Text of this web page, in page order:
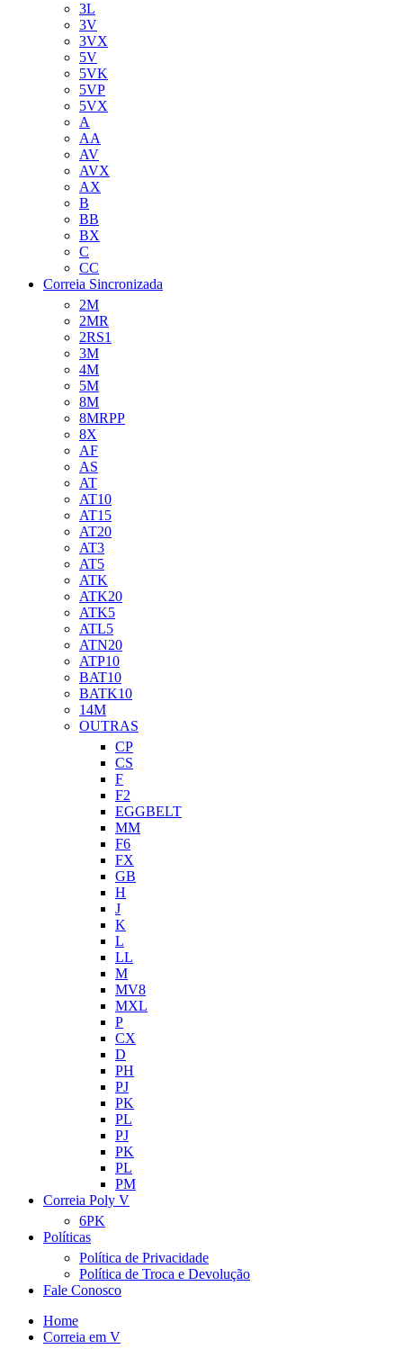
3L
3V
3VX
5V
5VK
5VP
5VX
A
AA
AV
AVX
AX
B
BB
BX
C
CC
Correia Sincronizada
2M
2MR
2RS1
3M
4M
5M
8M
8MRPP
8X
AF
AS
AT
AT10
AT15
AT20
AT3
AT5
ATK
ATK20
ATK5
ATL5
ATN20
ATP10
BAT10
BATK10
14M
OUTRAS
CP
CS
F
F2
EGGBELT
MM
F6
FX
GB
H
J
K
L
LL
M
MV8
MXL
P
CX
D
PH
PJ
PK
PL
PJ
PK
PL
PM
Correia Poly V
6PK
Políticas
Política de Privacidade
Política de Troca e Devolução
Fale Conosco
Home
Correia em V